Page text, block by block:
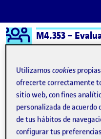
Saltar al contenido
Logo Ágora
Semestre 20251 - Aula 1
Ivan Sierra
Utilizamoscookies
ofrecerte correctamente
sitio web, con fines
personalizada de
de tus hábitos de
configurar tus